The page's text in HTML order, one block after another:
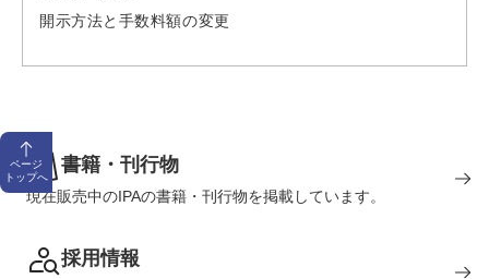
開示方法と手数料額の変更
ページ
トップへ
書籍・刊行物
現在販売中のIPAの書籍・刊行物を掲載しています。
採用情報